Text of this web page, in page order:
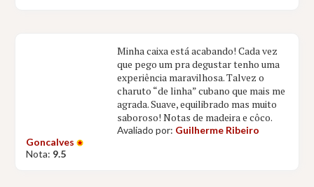
Minha caixa está acabando! Cada vez
que pego um pra degustar tenho uma
experiência maravilhosa. Talvez o
charuto “de linha” cubano que mais me
agrada. Suave, equilibrado mas muito
saboroso! Notas de madeira e côco.
Avaliado por: Guilherme Ribeiro
Goncalves
Nota: 9.5